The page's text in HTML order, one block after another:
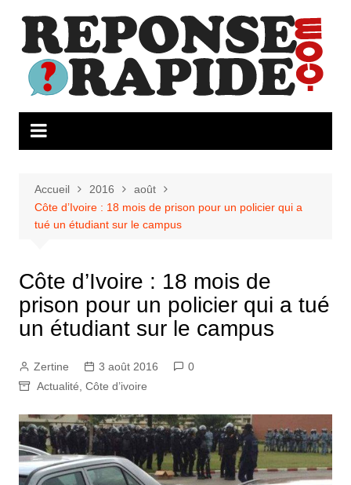
contenu
Accueil 2016
août
Côte d’Ivoire : 18 mois de prison pour un policier qui a
tué un étudiant sur le campus
Côte d’Ivoire : 18 mois de
prison pour un policier qui a tué
un étudiant sur le campus
Zertine 3 août 2016
0
Actualité Côte d’ivoire